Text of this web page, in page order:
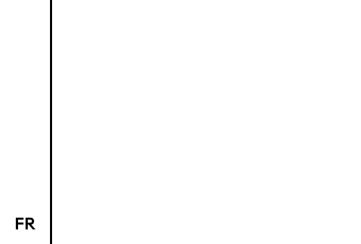
FR
EN